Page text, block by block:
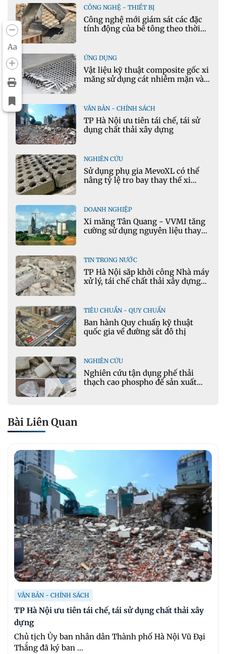
Aa
CÔNG NGHỆ - THIẾT BỊ
Công nghệ mới giám sát các đặc
tính động của bê tông theo thời
ỨNG DỤNG
Vật liệu kỹ thuật composite gốc xi
măng sử dụng cát nhiễm mặn và
VĂN BẢN - CHÍNH SÁCH
TP Hà Nội ưu tiên tái chế, tái sử
dụng chất thải xây dựng
NGHIÊN CỨU
Sử dụng phụ gia MevoXL có thể
nâng tỷ lệ tro bay thay thế xi
DOANH NGHIỆP
Xi măng Tân Quang - VVMI tăng
cường sử dụng nguyên liệu thay
TIN TRONG NƯỚC
TP Hà Nội sắp khởi công Nhà máy
xử lý, tái chế chất thải xây dựng
TIÊU CHUẨN - QUY CHUẨN
Ban hành Quy chuẩn kỹ thuật
quốc gia về đường sắt đô thị
NGHIÊN CỨU
Nghiên cứu tận dụng phế thải
thạch cao phospho để sản xuất
Bài Liên Quan
VĂN BẢN - CHÍNH SÁCH
TP Hà Nội ưu tiên tái chế, tái sử dụng chất thải xây
dựng
Chủ tịch Ủy ban nhân dân Thành phố Hà Nội Vũ Đại
Thắng đã ký ban ...